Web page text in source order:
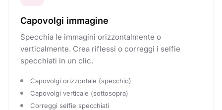
Capovolgi immagine
Specchia le immagini orizzontalmente o
verticalmente. Crea riflessi o correggi i selfie
specchiati in un clic.
Capovolgi orizzontale (specchio)
Capovolgi verticale (sottosopra)
Correggi selfie specchiati